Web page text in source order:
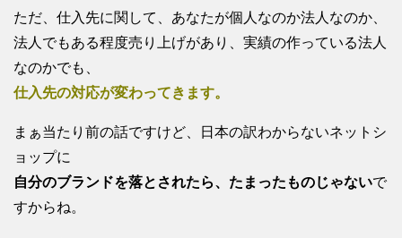
ただ、仕入先に関して、あなたが個人なのか法人なのか、
法人でもある程度売り上げがあり、実績の作っている法人
なのかでも、
仕入先の対応が変わってきます。
まぁ当たり前の話ですけど、日本の訳わからないネットシ
ョップに
自分のブランドを落とされたら、たまったものじゃないで
すからね。